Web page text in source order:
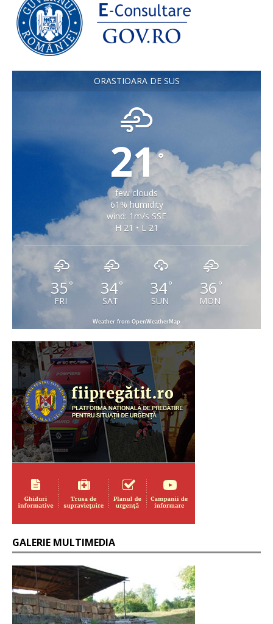
ORASTIOARA DE SUS
21°
few clouds
61% humidity
wind: 1m/s SSE
H 21 • L 21
35°
FRI
34°
SAT
34°
SUN
36 °
MON
Weather from OpenWeatherMap
GALERIE MULTIMEDIA